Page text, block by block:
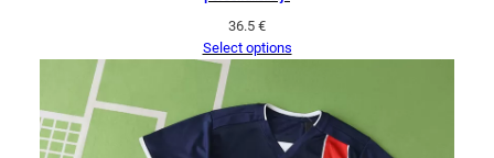
36.5 €
Select options